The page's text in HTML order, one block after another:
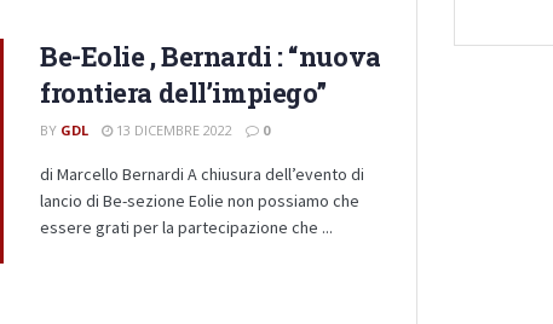
Be-Eolie , Bernardi : “nuova
frontiera dell’impiego”
BY GDL 13 DICEMBRE 2022 0
di Marcello Bernardi A chiusura dell’evento di
lancio di Be-sezione Eolie non possiamo che
essere grati per la partecipazione che ...